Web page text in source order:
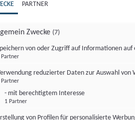
PARTNER
Zwecke (7)
von oder Zugriff auf Informationen auf
Partner
reduzierter Daten zur Auswahl von
Partner
- mit berechtigtem Interesse
1 Partner
von Profilen für personalisierte